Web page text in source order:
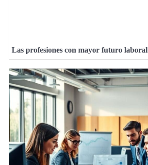
Las profesiones con mayor futuro laboral